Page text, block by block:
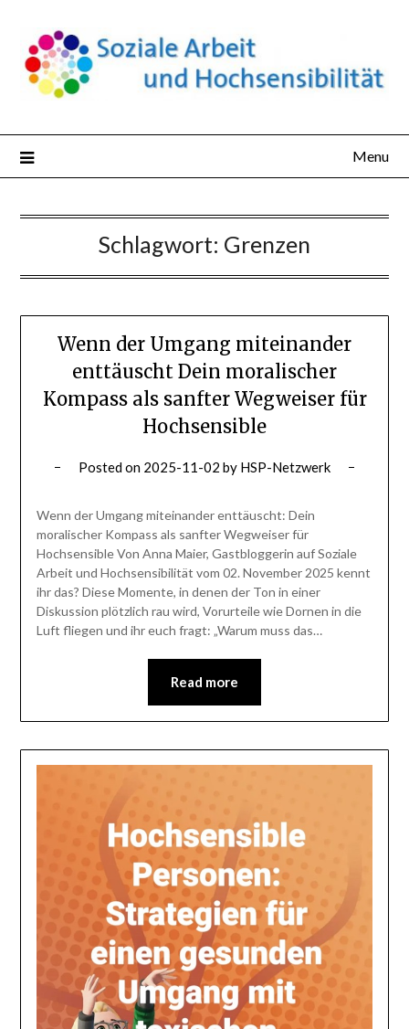
content
Menu
Schlagwort: Grenzen
Wenn der Umgang miteinander
enttäuscht Dein moralischer
Kompass als sanfter Wegweiser für
Hochsensible
Posted on 2025-11-02 by HSP-Netzwerk
Wenn der Umgang miteinander enttäuscht: Dein
moralischer Kompass als sanfter Wegweiser für
Hochsensible Von Anna Maier, Gastbloggerin auf Soziale
Arbeit und Hochsensibilität vom 02. November 2025 kennt
ihr das? Diese Momente, in denen der Ton in einer
Diskussion plötzlich rau wird, Vorurteile wie Dornen in die
Luft fliegen und ihr euch fragt: „Warum muss das…
Read more